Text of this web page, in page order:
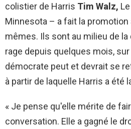
colistier de Harris Tim Walz,
Minnesota – a fait la
mêmes. Ils sont au milieu de
rage depuis quelques mois,
démocrate peut et devrait se
à partir de laquelle Harris a été
« Je pense qu'elle mérite de
conversation. Elle a gagné le